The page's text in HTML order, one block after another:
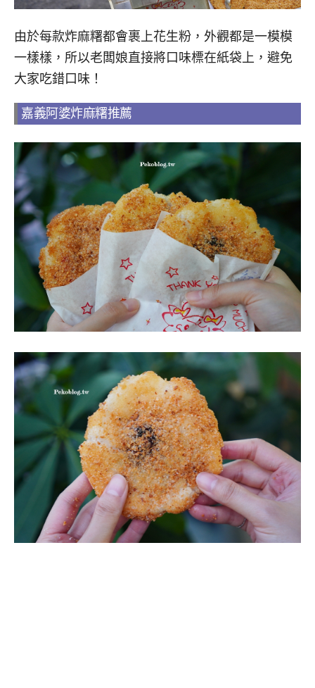
由於每款炸麻糬都會裹上花生粉，外觀都是一模模
一樣樣，所以老闆娘直接將口味標在紙袋上，避免
大家吃錯口味！
嘉義阿婆炸麻糬推薦